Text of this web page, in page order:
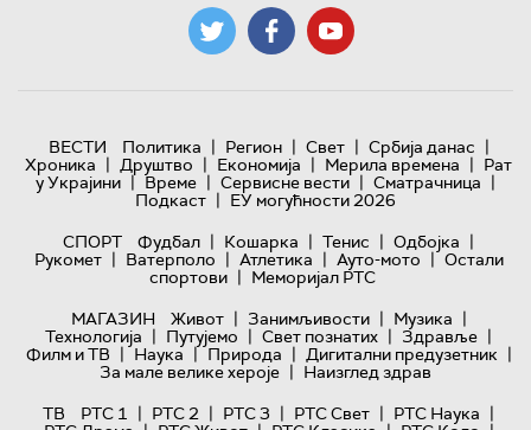
ВЕСТИ Политика | Регион | Свет | Србија данас |
Хроника | Друштво | Економија | Мерила времена | Рат
у Украјини | Време | Сервисне вести | Сматрачница |
Подкаст | ЕУ могућности 2026
СПОРТ
Фудбал | Кошарка | Тенис | Одбојка |
Рукомет | Ватерполо | Атлетика | Ауто-мото | Остали
спортови | Меморијал РТС
МАГАЗИН
Живот | Занимљивости | Музика |
Технологијa | Путујемо | Свет познатих | Здравље |
Филм и ТВ | Наука | Природа | Дигитални предузетник |
За мале велике хероје | Наизглед здрав
ТВ
РТС 1 | РТС 2 | РТС 3 | РТС Свет | РТС Наука |